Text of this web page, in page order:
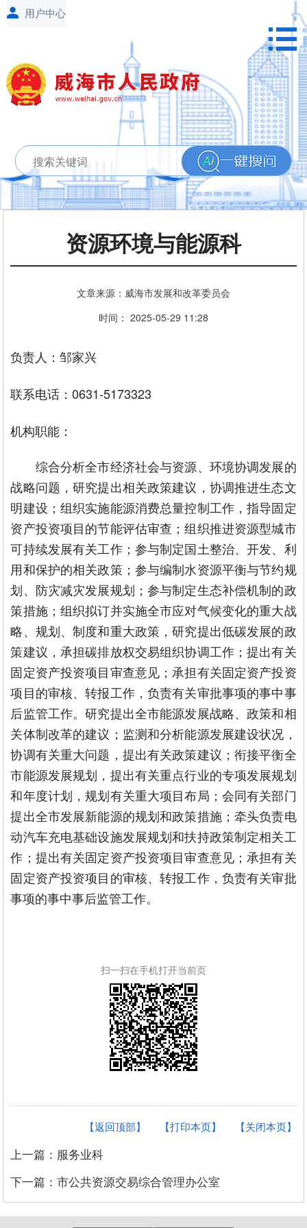
资源环境与能源科
文章来源：威海市发展和改革委员会
时间： 2025-05-29 11:28
负责人：邹家兴
联系电话：0631-5173323
机构职能：
综合分析全市经济社会与资源、环境协调发展的
战略问题，研究提出相关政策建议，协调推进生态文
明建设；组织实施能源消费总量控制工作，指导固定
资产投资项目的节能评估审查；组织推进资源型城市
可持续发展有关工作；参与制定国土整治、开发、利
用和保护的相关政策；参与编制水资源平衡与节约规
划、防灾减灾发展规划；参与制定生态补偿机制的政
策措施；组织拟订并实施全市应对气候变化的重大战
略、规划、制度和重大政策，研究提出低碳发展的政
策建议，承担碳排放权交易组织协调工作；提出有关
固定资产投资项目审查意见；承担有关固定资产投资
项目的审核、转报工作，负责有关审批事项的事中事
后监管工作。研究提出全市能源发展战略、政策和相
关体制改革的建议；监测和分析能源发展建设状况，
协调有关重大问题，提出有关政策建议；衔接平衡全
市能源发展规划，提出有关重点行业的专项发展规划
和年度计划，规划有关重大项目布局；会同有关部门
提出全市发展新能源的规划和政策措施；牵头负责电
动汽车充电基础设施发展规划和扶持政策制定相关工
作；提出有关固定资产投资项目审查意见；承担有关
固定资产投资项目的审核、转报工作，负责有关审批
事项的事中事后监管工作。
扫一扫在手机打开当前页
【关闭本页】
【打印本页】
【返回顶部】
上一篇：服务业科
下一篇：市公共资源交易综合管理办公室